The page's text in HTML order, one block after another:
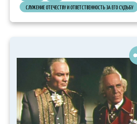
СЛУЖЕНИЕ ОТЕЧЕСТВУ И ОТВЕТСТВЕННОСТЬ ЗА ЕГО СУДЬБУ